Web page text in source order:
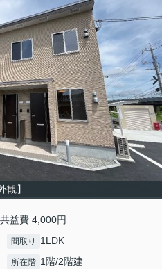
観】
益費 4,000円
間取り 1LDK
所在階 1階/2階建